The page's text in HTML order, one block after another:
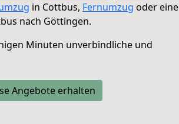
in Cottbus, Fernumzug oder eine
nach Göttingen.
Minuten unverbindliche und
Angebote erhalten